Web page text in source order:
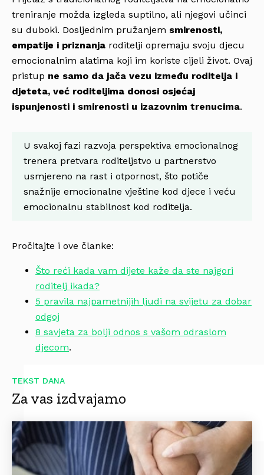
treniranje možda izgleda suptilno, ali njegovi učinci
su duboki. Dosljednim pružanjem smirenosti,
empatije i priznanja roditelji opremaju svoju djecu
emocionalnim alatima koji im koriste cijeli život. Ovaj
pristup ne samo da jača vezu između roditelja i
djeteta, već roditeljima donosi osjećaj
ispunjenosti i smirenosti u izazovnim trenucima.
U svakoj fazi razvoja perspektiva emocionalnog
trenera pretvara roditeljstvo u partnerstvo
usmjereno na rast i otpornost, što potiče
snažnije emocionalne vještine kod djece i veću
emocionalnu stabilnost kod roditelja.
Pročitajte i ove članke:
Što reći kada vam dijete kaže da ste najgori
roditelj ikada?
5 pravila najpametnijih ljudi na svijetu za dobar
odgoj
8 savjeta za bolji odnos s vašom odraslom
djecom.
TEKST DANA
Za vas izdvajamo